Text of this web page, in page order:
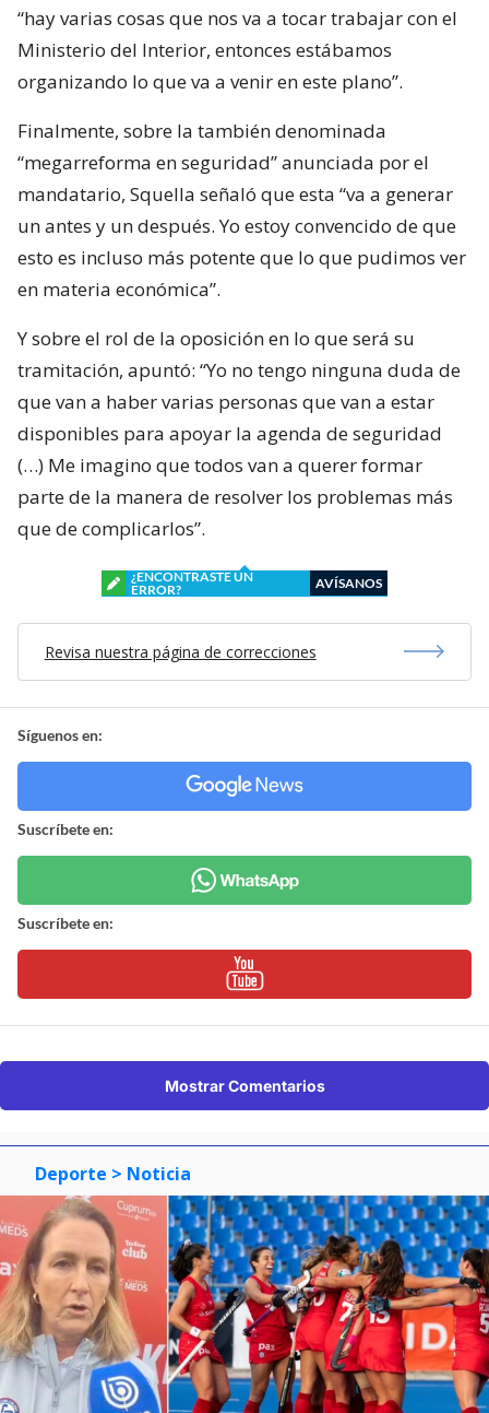
“hay varias cosas que nos va a tocar trabajar con el
Ministerio del Interior, entonces estábamos
organizando lo que va a venir en este plano”.
Finalmente, sobre la también denominada
“megarreforma en seguridad” anunciada por el
mandatario, Squella señaló que esta “va a generar
un antes y un después. Yo estoy convencido de que
esto es incluso más potente que lo que pudimos ver
en materia económica”.
Y sobre el rol de la oposición en lo que será su
tramitación, apuntó: “Yo no tengo ninguna duda de
que van a haber varias personas que van a estar
disponibles para apoyar la agenda de seguridad
(…) Me imagino que todos van a querer formar
parte de la manera de resolver los problemas más
que de complicarlos”.
¿ENCONTRASTE UN
ERROR?
AVÍSANOS
Revisa nuestra página de correcciones
Síguenos en:
Suscríbete en:
Suscríbete en:
Mostrar Comentarios
Deporte > Noticia